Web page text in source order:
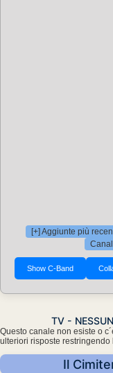
[+] Aggiunte più
TV -
Questo canale non esiste o
ulteriori risposte
Il